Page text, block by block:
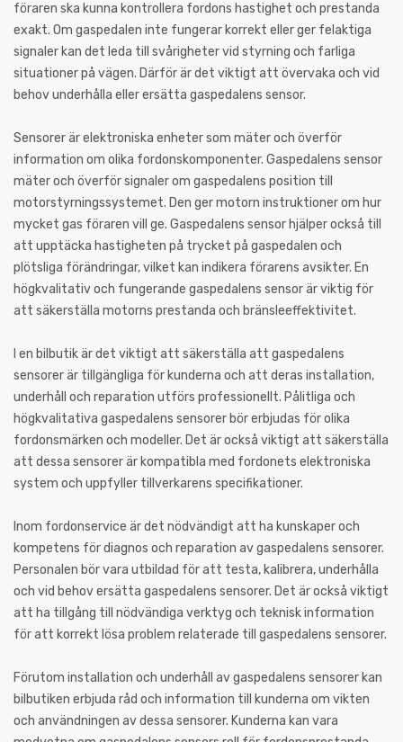
föraren ska kunna kontrollera fordons hastighet och prestanda
exakt. Om gaspedalen inte fungerar korrekt eller ger felaktiga
signaler kan det leda till svårigheter vid styrning och farliga
situationer på vägen. Därför är det viktigt att övervaka och vid
behov underhålla eller ersätta gaspedalens sensor.
Sensorer är elektroniska enheter som mäter och överför
information om olika fordonskomponenter. Gaspedalens sensor
mäter och överför signaler om gaspedalens position till
motorstyrningssystemet. Den ger motorn instruktioner om hur
mycket gas föraren vill ge. Gaspedalens sensor hjälper också till
att upptäcka hastigheten på trycket på gaspedalen och
plötsliga förändringar, vilket kan indikera förarens avsikter. En
högkvalitativ och fungerande gaspedalens sensor är viktig för
att säkerställa motorns prestanda och bränsleeffektivitet.
I en bilbutik är det viktigt att säkerställa att gaspedalens
sensorer är tillgängliga för kunderna och att deras installation,
underhåll och reparation utförs professionellt. Pålitliga och
högkvalitativa gaspedalens sensorer bör erbjudas för olika
fordonsmärken och modeller. Det är också viktigt att säkerställa
att dessa sensorer är kompatibla med fordonets elektroniska
system och uppfyller tillverkarens specifikationer.
Inom fordonservice är det nödvändigt att ha kunskaper och
kompetens för diagnos och reparation av gaspedalens sensorer.
Personalen bör vara utbildad för att testa, kalibrera, underhålla
och vid behov ersätta gaspedalens sensorer. Det är också viktigt
att ha tillgång till nödvändiga verktyg och teknisk information
för att korrekt lösa problem relaterade till gaspedalens sensorer.
Förutom installation och underhåll av gaspedalens sensorer kan
bilbutiken erbjuda råd och information till kunderna om vikten
och användningen av dessa sensorer. Kunderna kan vara